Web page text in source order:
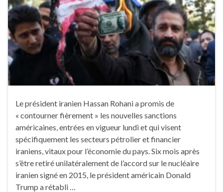
Le président iranien Hassan Rohani a promis de
« contourner fièrement » les nouvelles sanctions
américaines, entrées en vigueur lundi et qui visent
spécifiquement les secteurs pétrolier et financier
iraniens, vitaux pour l’économie du pays. Six mois après
s’être retiré unilatéralement de l’accord sur le nucléaire
iranien signé en 2015, le président américain Donald
Trump a rétabli …